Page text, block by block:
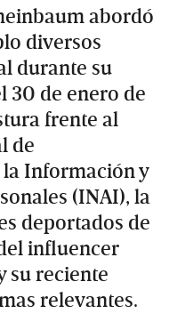
abordó
diversos
durante su
30 de enero de
frente al
de
la Información y
(INAI), la
deportados de
influencer
su reciente
relevantes.